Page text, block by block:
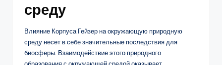
среду
Влияние Корпуса Гейзер на окружающую природную
среду несет в себе значительные последствия для
биосферы. Взаимодействие этого природного